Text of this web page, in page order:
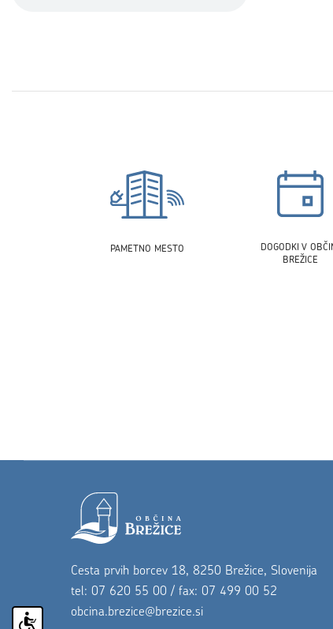
PAMETNO MESTO
DOGODKI V
BREŽICE
Noga strani
Cesta prvih borcev 18, 8250 Brežice, Slovenija
tel: 07 620 55 00 / fax: 07 499 00 52
obcina.brezice@brezice.si